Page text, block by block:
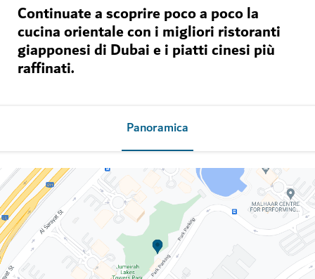
Continuate a scoprire poco a poco la
cucina orientale con i migliori ristoranti
giapponesi di Dubai e i piatti cinesi più
raffinati.
Panoramica